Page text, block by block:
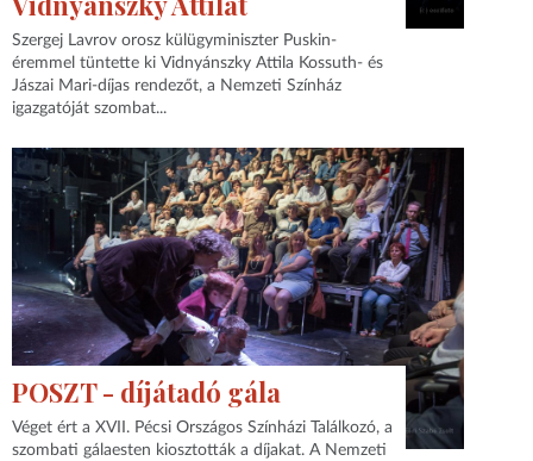
Szergej Lavrov orosz külügyminiszter Puskin-
éremmel tüntette ki Vidnyánszky Attila Kossuth- és
Jászai Mari-díjas rendezőt, a Nemzeti Színház
igazgatóját szombat...
POSZT - díjátadó gála
Véget ért a XVII. Pécsi Országos Színházi Találkozó, a
szombati gálaesten kiosztották a díjakat. A Nemzeti